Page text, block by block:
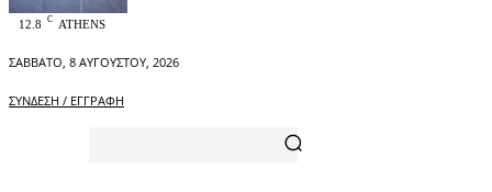
12.8 C ATHENS
ΣΆΒΒΑΤΟ, 8 ΑΥΓΟΎΣΤΟΥ, 2026
ΣΎΝΔΕΣΗ / ΕΓΓΡΑΦΉ